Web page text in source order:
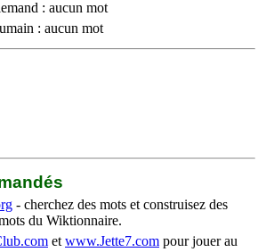
: aucun mot
: aucun mot
- cherchez des mots et construisez des
du Wiktionnaire.
et www.Jette7.com pour jouer au